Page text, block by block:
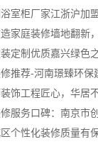
定制优质嘉兴绿色
饰工程匠心，华居
服务口碑：南京市
个性化装修质量有